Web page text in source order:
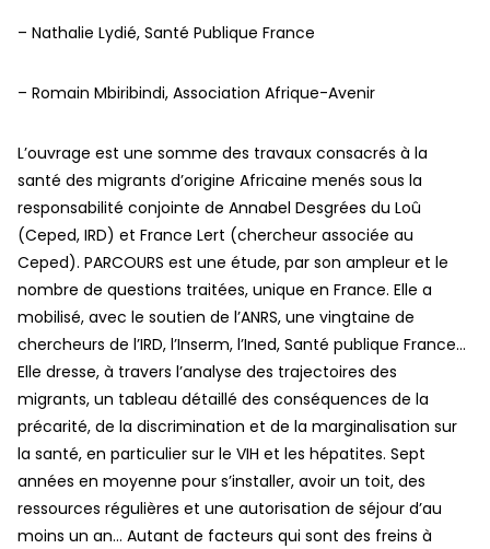
– Nathalie Lydié, Santé Publique France
– Romain Mbiribindi, Association Afrique-Avenir
L’ouvrage est une somme des travaux consacrés à la
santé des migrants d’origine Africaine menés sous la
responsabilité conjointe de Annabel Desgrées du Loû
(Ceped, IRD) et France Lert (chercheur associée au
Ceped). PARCOURS est une étude, par son ampleur et le
nombre de questions traitées, unique en France. Elle a
mobilisé, avec le soutien de l’ANRS, une vingtaine de
chercheurs de l’IRD, l’Inserm, l’Ined, Santé publique France…
Elle dresse, à travers l’analyse des trajectoires des
migrants, un tableau détaillé des conséquences de la
précarité, de la discrimination et de la marginalisation sur
la santé, en particulier sur le VIH et les hépatites. Sept
années en moyenne pour s’installer, avoir un toit, des
ressources régulières et une autorisation de séjour d’au
moins un an… Autant de facteurs qui sont des freins à